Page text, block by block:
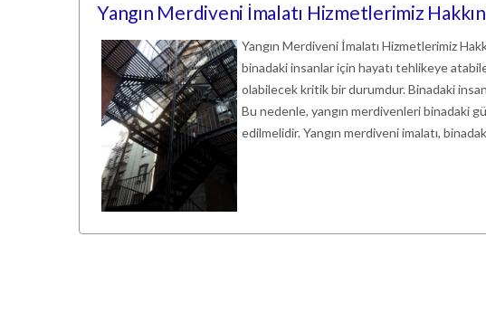
Yangın Merdiveni İmalatı Hizmetlerimiz
Yangın Merdiveni İmalatı Hizmetlerimiz
binadaki insanlar için hayatı tehlikeye
olabilecek kritik bir durumdur. Binadaki
Bu nedenle, yangın merdivenleri binadaki
edilmelidir. Yangın merdiveni imalatı,